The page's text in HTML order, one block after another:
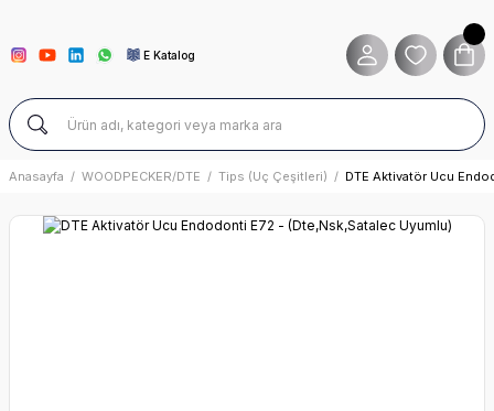
E Katalog
Anasayfa WOODPECKER/DTE Tips (Uç Çeşitleri) DTE Aktivatör Ucu